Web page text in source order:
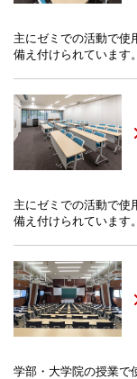
主にゼミでの活動で使
備え付けられています。
主にゼミでの活動で使
備え付けられています。
学部・大学院の授業で